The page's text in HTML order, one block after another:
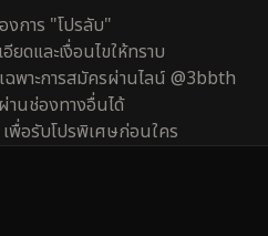
งการ "โปรลับ"
อียดและเงื่อนไขให้ทราบ
ฉพาะการสมัครผ่านไลน์ @3bbth
านช่องทางอื่นได้
เพื่อรับโปรพิเศษก่อนใคร